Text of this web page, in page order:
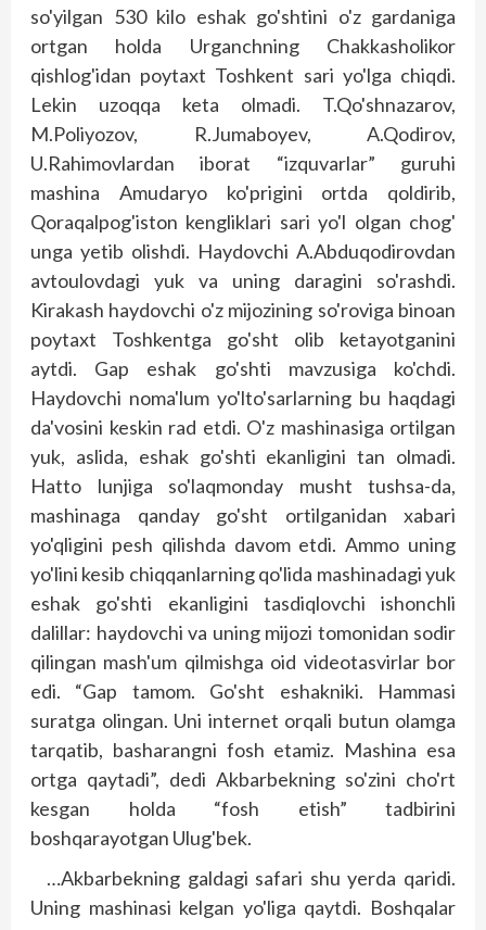
so'yilgan 530 kilo eshak go'shtini o'z gardaniga
ortgan holda Urganchning Chakkasholikor
qishlog'idan poytaxt Toshkent sari yo'lga chiqdi.
Lekin uzoqqa keta olmadi. T.Qo'shnazarov,
M.Poliyozov, R.Jumaboyev, A.Qodirov,
U.Rahimovlardan iborat “izquvarlar” guruhi
mashina Amudaryo ko'prigini ortda qoldirib,
Qoraqalpog'iston kengliklari sari yo'l olgan chog'
unga yetib olishdi. Haydovchi A.Abduqodirovdan
avtoulovdagi yuk va uning daragini so'rashdi.
Kirakash haydovchi o'z mijozining so'roviga binoan
poytaxt Toshkentga go'sht olib ketayotganini
aytdi. Gap eshak go'shti mavzusiga ko'chdi.
Haydovchi noma'lum yo'lto'sarlarning bu haqdagi
da'vosini keskin rad etdi. O'z mashinasiga ortilgan
yuk, aslida, eshak go'shti ekanligini tan olmadi.
Hatto lunjiga so'laqmonday musht tushsa-da,
mashinaga qanday go'sht ortilganidan xabari
yo'qligini pesh qilishda davom etdi. Ammo uning
yo'lini kesib chiqqanlarning qo'lida mashinadagi yuk
eshak go'shti ekanligini tasdiqlovchi ishonchli
dalillar: haydovchi va uning mijozi tomonidan sodir
qilingan mash'um qilmishga oid videotasvirlar bor
edi. “Gap tamom. Go'sht eshakniki. Hammasi
suratga olingan. Uni internet orqali butun olamga
tarqatib, basharangni fosh etamiz. Mashina esa
ortga qaytadi”, dedi Akbarbekning so'zini cho'rt
kesgan holda “fosh etish” tadbirini
boshqarayotgan Ulug'bek.
…Akbarbekning galdagi safari shu yerda qaridi.
Uning mashinasi kelgan yo'liga qaytdi. Boshqalar